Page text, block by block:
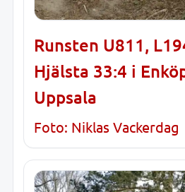
Runsten U811,
Hjälsta 33:4 i
Uppsala
Foto: Niklas Vackerdag